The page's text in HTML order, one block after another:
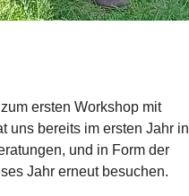
ersten Workshop mit
uns bereits im ersten Jahr in
und in Form der
Jahr erneut besuchen.